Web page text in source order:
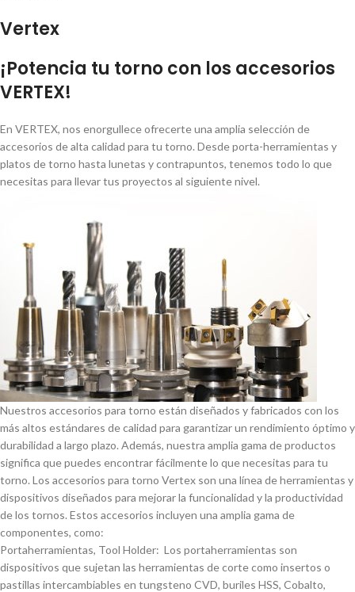
Vertex
¡Potencia tu torno con los accesorios
VERTEX!
En VERTEX, nos enorgullece ofrecerte una amplia selección de
accesorios de alta calidad para tu torno. Desde porta-herramientas y
platos de torno hasta lunetas y contrapuntos, tenemos todo lo que
necesitas para llevar tus proyectos al siguiente nivel.
Nuestros accesorios para torno están diseñados y fabricados con los
más altos estándares de calidad para garantizar un rendimiento óptimo y
durabilidad a largo plazo. Además, nuestra amplia gama de productos
significa que puedes encontrar fácilmente lo que necesitas para tu
torno. Los accesorios para torno Vertex son una lí­nea de herramientas y
dispositivos diseñados para mejorar la funcionalidad y la productividad
de los tornos. Estos accesorios incluyen una amplia gama de
componentes, como:
Portaherramientas, Tool Holder: Los portaherramientas son
dispositivos que sujetan las herramientas de corte como insertos o
pastillas intercambiables en tungsteno CVD, buriles HSS, Cobalto,